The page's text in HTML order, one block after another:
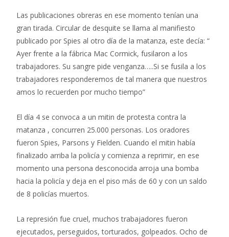
Las publicaciones obreras en ese momento tenían una
gran tirada. Circular de desquite se llama al manifiesto
publicado por Spies al otro día de la matanza, este decía: “
Ayer frente a la fábrica Mac Cormick, fusilaron a los
trabajadores. Su sangre pide venganza…..Si se fusila a los
trabajadores responderemos de tal manera que nuestros
amos lo recuerden por mucho tiempo”
El día 4 se convoca a un mitin de protesta contra la
matanza , concurren 25.000 personas. Los oradores
fueron Spies, Parsons y Fielden. Cuando el mitin había
finalizado arriba la policía y comienza a reprimir, en ese
momento una persona desconocida arroja una bomba
hacia la policía y deja en el piso más de 60 y con un saldo
de 8 policías muertos.
La represión fue cruel, muchos trabajadores fueron
ejecutados, perseguidos, torturados, golpeados. Ocho de